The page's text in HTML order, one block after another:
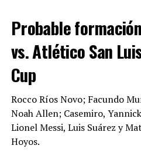
Probable
vs. Atlético San
Cup
Rocco Ríos Novo; Facundo
Noah Allen; Casemiro,
Lionel Messi, Luis Suárez y
Hoyos.